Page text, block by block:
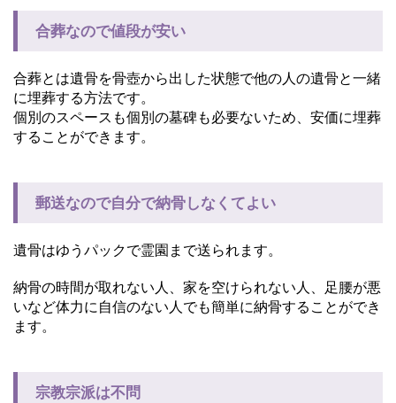
合葬なので値段が安い
合葬とは遺骨を骨壺から出した状態で他の人の遺骨と一緒
に埋葬する方法です。
個別のスペースも個別の墓碑も必要ないため、安価に埋葬
することができます。
郵送なので自分で納骨しなくてよい
遺骨はゆうパックで霊園まで送られます。
納骨の時間が取れない人、家を空けられない人、足腰が悪
いなど体力に自信のない人でも簡単に納骨することができ
ます。
宗教宗派は不問